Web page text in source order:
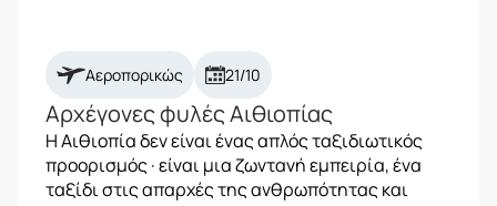
Αεροπορικώς 21/10
Αρχέγονες φυλές Αιθιοπίας
Η Αιθιοπία δεν είναι ένας απλός ταξιδιωτικός
προορισμός · είναι μια ζωντανή εμπειρία, ένα
ταξίδι στις απαρχές της ανθρωπότητας και